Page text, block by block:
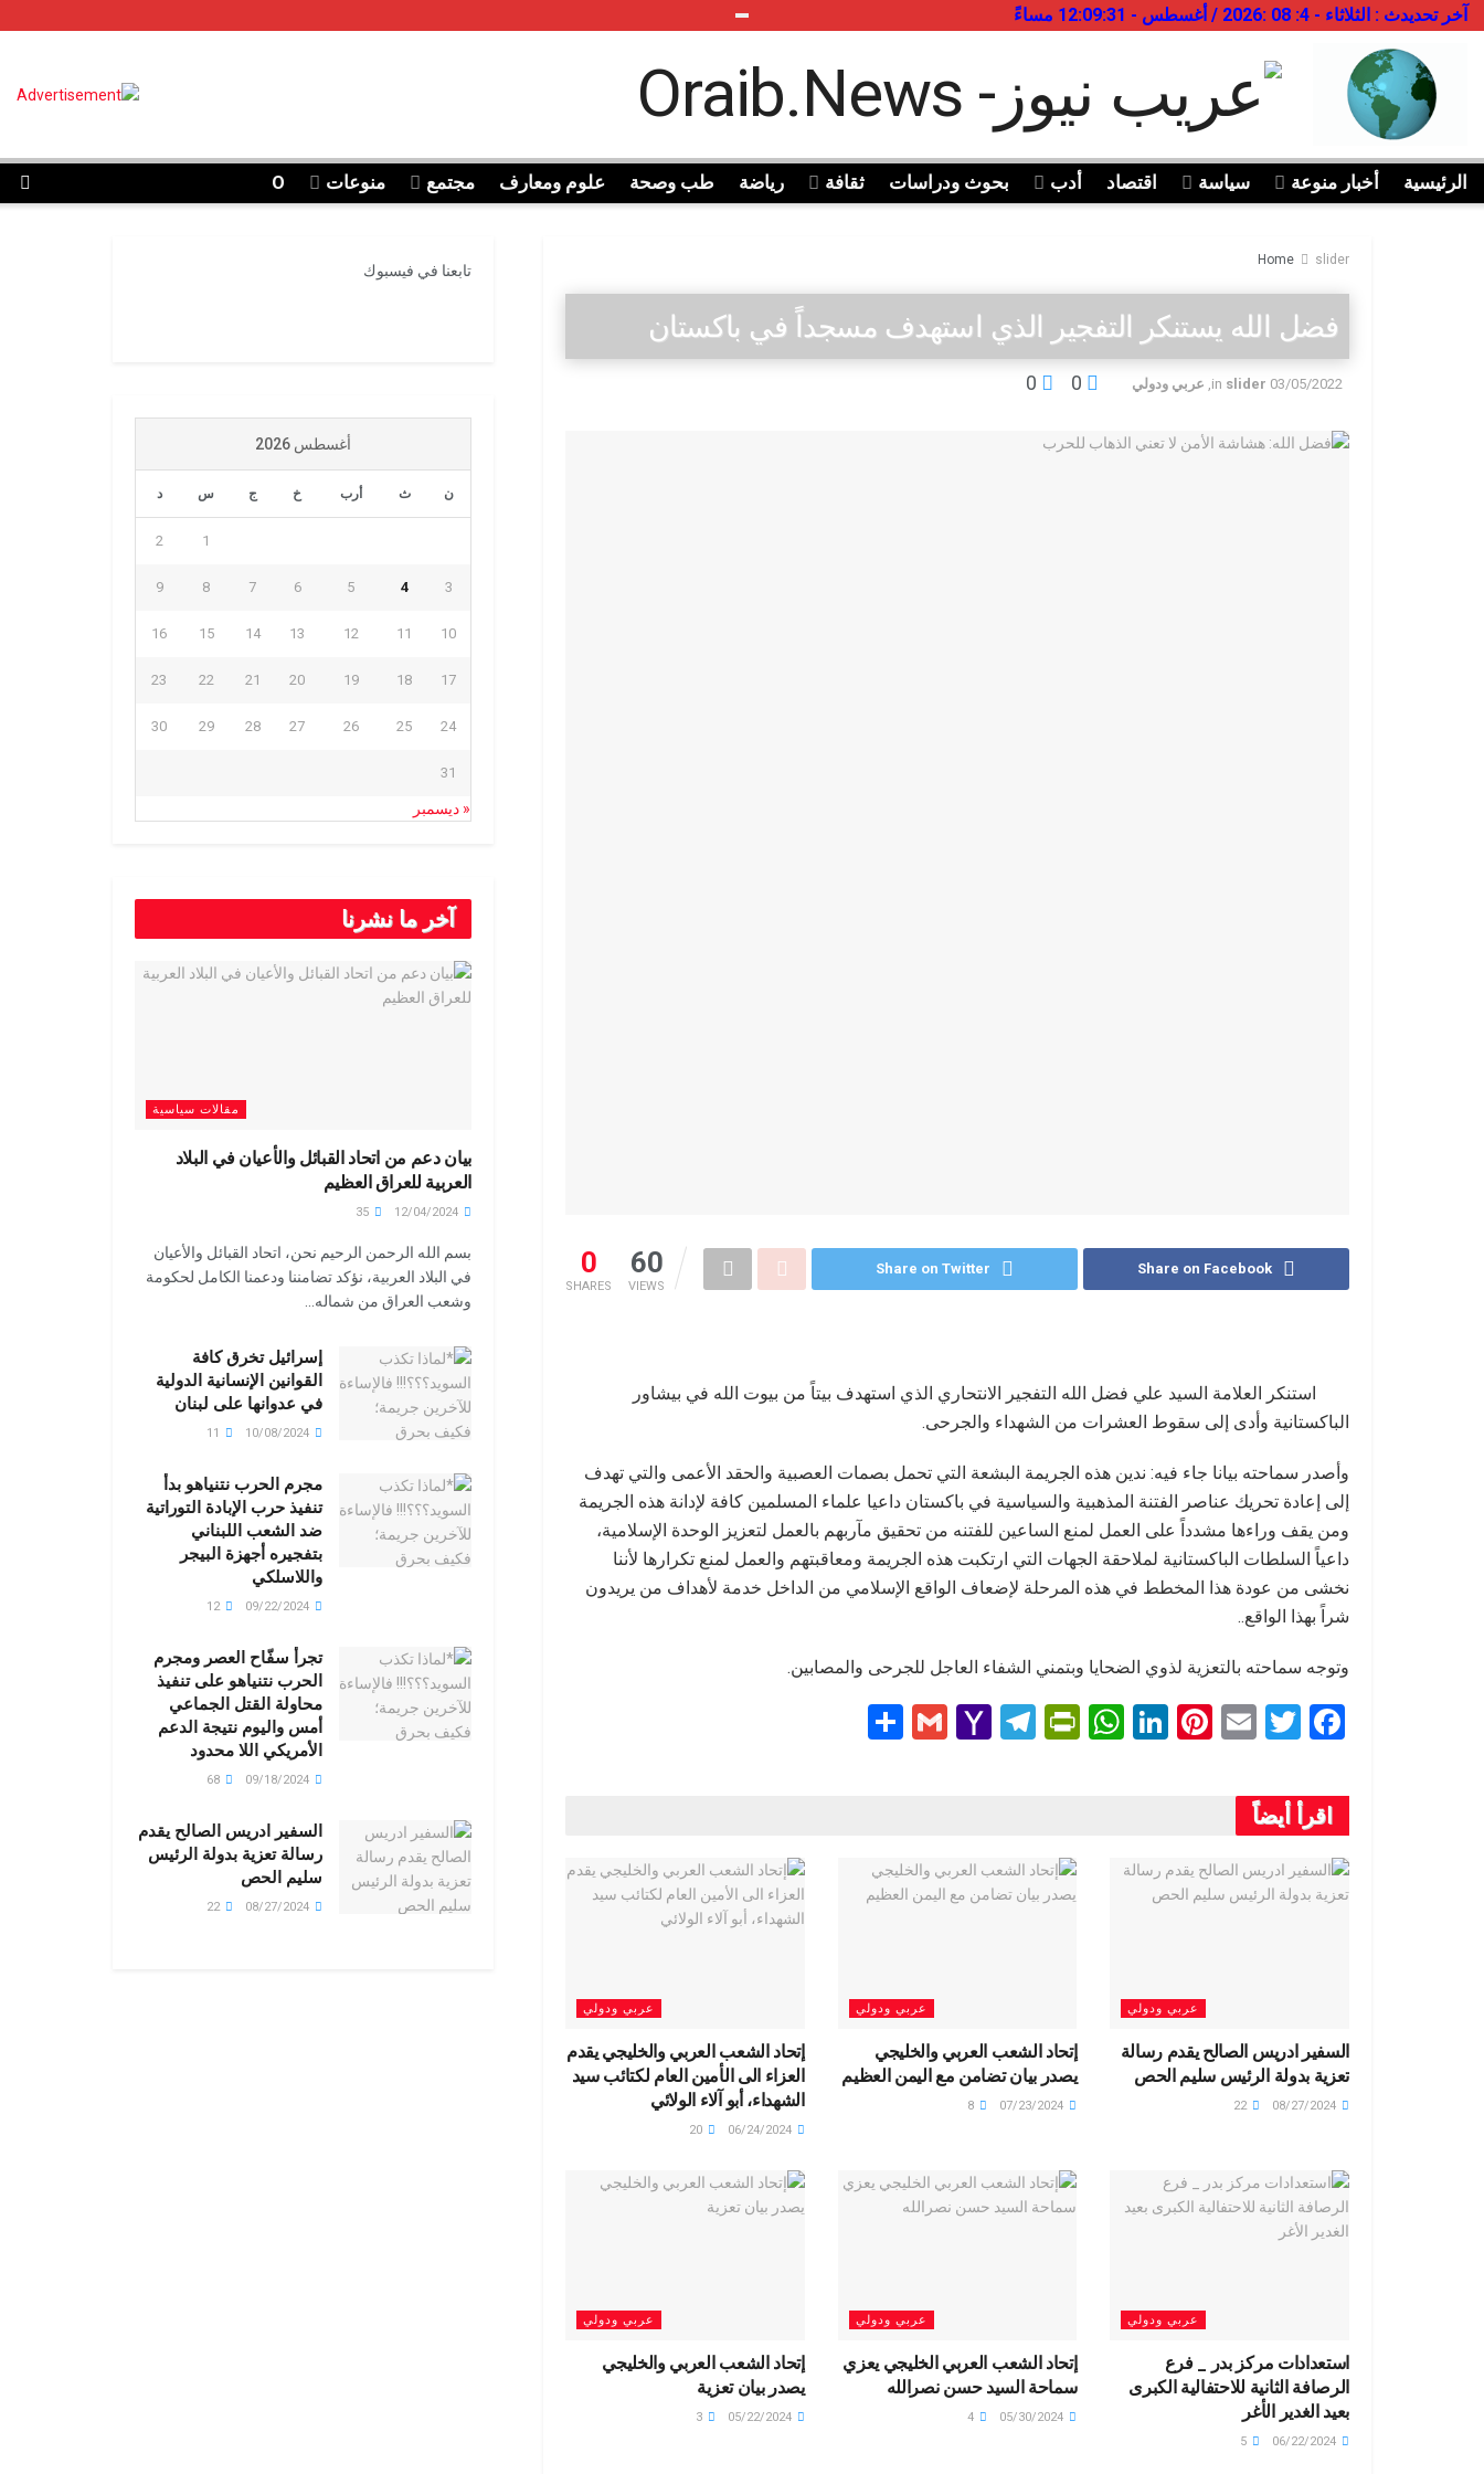
آخر تحديدث : الثلاثاء - 4: 08 :2026 / أغسطس - 12:09:31 مساءً
الرئيسية أخبار منوعة سياسة اقتصاد أدب بحوث ودراسات ثقافة رياضة طب وصحة علوم ومعارف مجتمع منوعات O
Home slider
فضل الله يستنكر التفجير الذي استهدف مسجداً في باكستان
03/05/2022
in slider عربي ودولي 0
0
0
SHARES
60
VIEWS
Share on Facebook
Share on Twitter
استنكر العلامة السيد علي فضل الله التفجير الانتحاري الذي استهدف بيتاً من بيوت الله في بيشاور
الباكستانية وأدى إلى سقوط العشرات من الشهداء والجرحى.
وأصدر سماحته بيانا جاء فيه: ندين هذه الجريمة البشعة التي تحمل بصمات العصبية والحقد الأعمى والتي تهدف
إلى إعادة تحريك عناصر الفتنة المذهبية والسياسية في باكستان داعيا علماء المسلمين كافة لإدانة هذه الجريمة
ومن يقف وراءها مشدداً على العمل لمنع الساعين للفتنه من تحقيق مآربهم بالعمل لتعزيز الوحدة الإسلامية،
داعياً السلطات الباكستانية لملاحقة الجهات التي ارتكبت هذه الجريمة ومعاقبتهم والعمل لمنع تكرارها لأننا
نخشى من عودة هذا المخطط في هذه المرحلة لإضعاف الواقع الإسلامي من الداخل خدمة لأهداف من يريدون
شراً بهذا الواقع..
وتوجه سماحته بالتعزية لذوي الضحايا وبتمني الشفاء العاجل للجرحى والمصابين.
F
ce
b
o
o
T
tt
er
E
Pi
t
Li
n
W
A
p
Pr
e
n
T
a
m
Y
o
M
G
اقرأ أيضاً
عربي ودولي
السفير ادريس الصالح يقدم رسالة
تعزية بدولة الرئيس سليم الحص
عربي ودولي
إتحاد الشعب العربي والخليجي
يصدر بيان تضامن مع اليمن العظيم
عربي ودولي
إتحاد الشعب العربي والخليجي يقدم
العزاء الى الأمين العام لكتائب سيد
الشهداء، أبو آلاء الولائي
06/24/2024
20
عربي ودولي
استعدادات مركز بدر _ فرع
الرصافة الثانية للاحتفالية الكبرى
بعيد الغدير الأغر
عربي ودولي
إتحاد الشعب العربي الخليجي يعزي
سماحة السيد حسن نصرالله
عربي ودولي
إتحاد الشعب العربي والخليجي
يصدر بيان تعزية
05/22/2024
3
تابعنا في فيسبوك
أغسطس 2026
ن ث أرب خ ج س د
1
2
3
4
5
6
7
8
9
10
11
12
13
14
15
16
17
18
19
20
21
22
23
24
25
26
27
28
29
30
31
« ديسمبر
آخر ما نشرنا
مقالات سياسية
بيان دعم من اتحاد القبائل والأعيان في البلاد
العربية للعراق العظيم
بسم الله الرحمن الرحيم نحن، اتحاد القبائل والأعيان
في البلاد العربية، نؤكد تضامننا ودعمنا الكامل لحكومة
وشعب العراق من شماله...
إسرائيل تخرق كافة
القوانين الإنسانية الدولية
في عدوانها على لبنان
مجرم الحرب نتنياهو بدأ
تنفيذ حرب الإبادة التوراتية
ضد الشعب اللبناني
بتفجيره أجهزة البيجر
واللاسلكي
تجرأ سفّاح العصر ومجرم
الحرب نتنياهو على تنفيذ
محاولة القتل الجماعي
أمس واليوم نتيجة الدعم
الأمريكي اللا محدود
السفير ادريس الصالح يقدم
رسالة تعزية بدولة الرئيس
سليم الحص